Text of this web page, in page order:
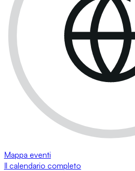
Mappa eventi
Il calendario completo